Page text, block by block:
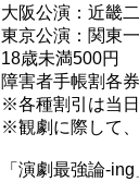
大阪公演：近畿
東京公演：関東
18歳未満500円
障害者手帳割各
※各種割引は当
※観劇に際して
「演劇最強論-